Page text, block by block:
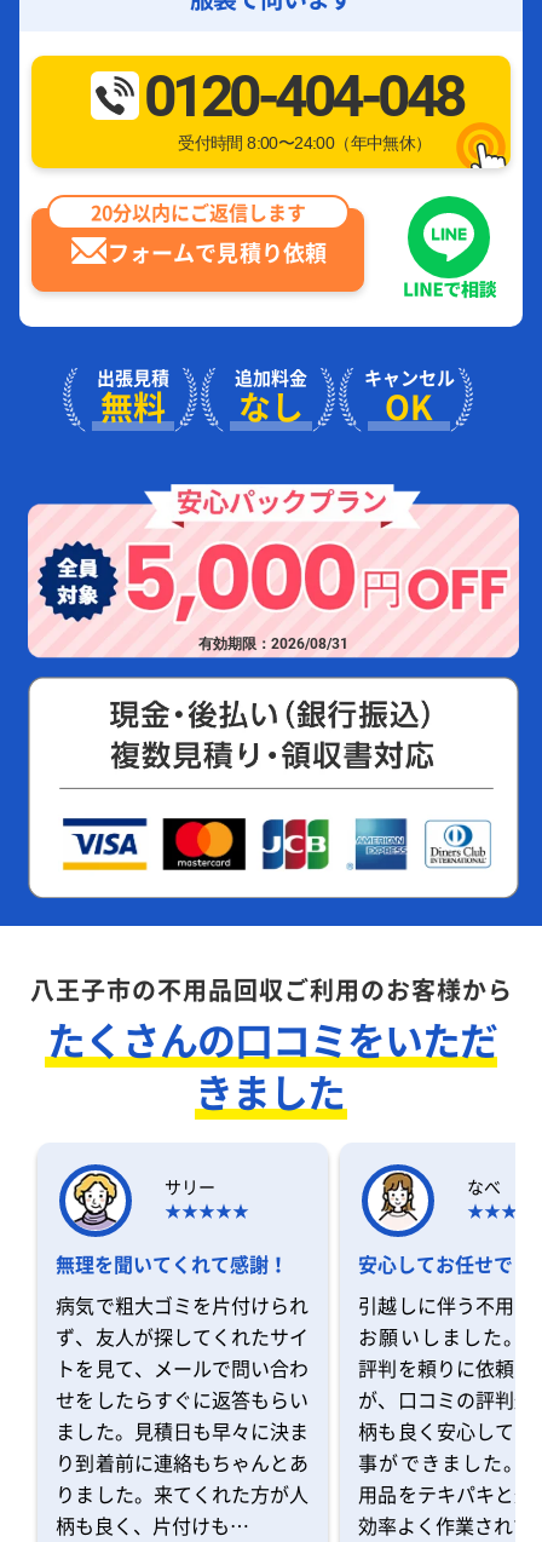
0120-404-048
受付時間 8:00〜24:00（年中無休）
フォームで見積り依頼
20分以内にご返信します
出張見積
無料
追加料金
なし
キャンセル
OK
有効期限：2026/08/31
八王子市の不用品回収ご利用のお客様から
たくさんの口コミをいただ
きました
サリー
無理を聞いてくれて感謝！
病気で粗大ゴミを片付けられ
ず、友人が探してくれたサイ
トを見て、メールで問い合わ
せをしたらすぐに返答もらい
ました。見積日も早々に決ま
り到着前に連絡もちゃんとあ
りました。来てくれた方が人
柄も良く、片付けも…
なべ
安心してお任せでき
引越しに伴う不用品
お願いしました。
評判を頼りに依頼を
が、口コミの評判通
柄も良く安心してお
事ができました。
用品をテキパキと運
効率よく作業され